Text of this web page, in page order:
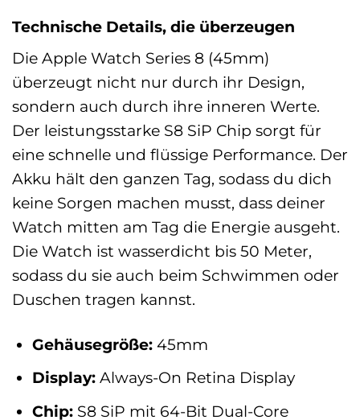
Technische Details, die überzeugen
Die Apple Watch Series 8 (45mm)
überzeugt nicht nur durch ihr Design,
sondern auch durch ihre inneren Werte.
Der leistungsstarke S8 SiP Chip sorgt für
eine schnelle und flüssige Performance. Der
Akku hält den ganzen Tag, sodass du dich
keine Sorgen machen musst, dass deiner
Watch mitten am Tag die Energie ausgeht.
Die Watch ist wasserdicht bis 50 Meter,
sodass du sie auch beim Schwimmen oder
Duschen tragen kannst.
Gehäusegröße: 45mm
Display: Always-On Retina Display
Chip: S8 SiP mit 64-Bit Dual-Core